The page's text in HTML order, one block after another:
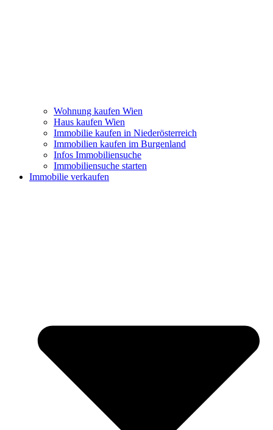
Wohnung kaufen Wien
Haus kaufen Wien
Immobilie kaufen in Niederösterreich
Immobilien kaufen im Burgenland
Infos Immobiliensuche
Immobiliensuche starten
Immobilie verkaufen